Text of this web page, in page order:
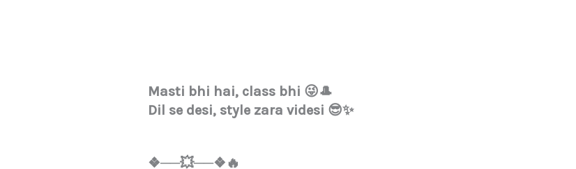
Masti bhi hai, class bhi 😜🎩
Dil se desi, style zara videsi 😎✨
❖──💥──❖🔥